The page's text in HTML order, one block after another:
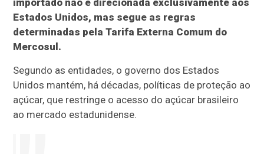
importado não é direcionada exclusivamente aos
Estados Unidos, mas segue as regras
determinadas pela Tarifa Externa Comum do
Mercosul.
Segundo as entidades, o governo dos Estados
Unidos mantém, há décadas, políticas de proteção ao
açúcar, que restringe o acesso do açúcar brasileiro
ao mercado estadunidense.